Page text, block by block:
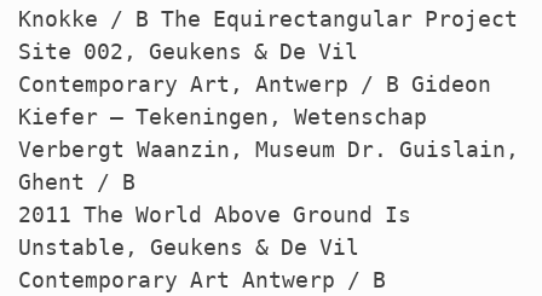
Knokke / B The Equirectangular Project
Site 002, Geukens & De Vil
Contemporary Art, Antwerp / B Gideon
Kiefer – Tekeningen, Wetenschap
Verbergt Waanzin, Museum Dr. Guislain,
Ghent / B
2011 The World Above Ground Is
Unstable, Geukens & De Vil
Contemporary Art Antwerp / B